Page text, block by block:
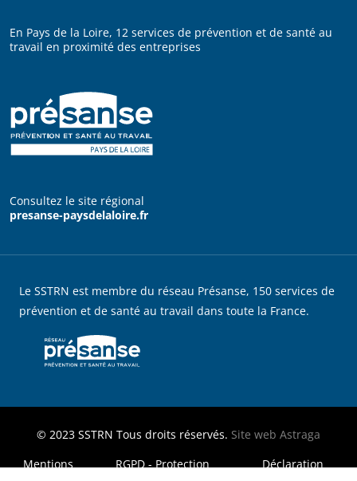
En Pays de la Loire, 12 services de prévention et de santé au
travail en proximité des entreprises
Consultez le site régional
presanse-paysdelaloire.fr
Le SSTRN est membre du réseau Présanse, 150 services de
prévention et de santé au travail dans toute la France.
© 2023 SSTRN Tous droits réservés. Site web Astraga
MENU FOOTER LEGAL
Mentions
RGPD - Protection
Déclaration